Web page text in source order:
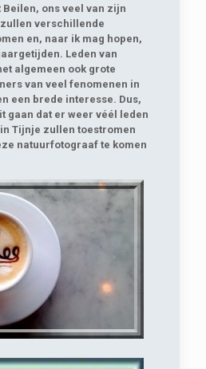
ons veel van zijn
verschillende
en, naar ik mag hopen,
Leden van
algemeen ook grote
van veel fenomenen in
een brede interesse. Dus,
gaan dat er weer véél leden
Tijnje zullen toestromen
natuurfotograaf te komen